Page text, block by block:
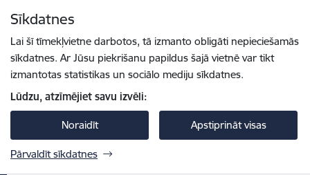
Sīkdatnes
Lai šī tīmekļvietne darbotos, tā izmanto obligāti nepieciešamās
sīkdatnes. Ar Jūsu piekrišanu papildus šajā vietnē var tikt
izmantotas statistikas un sociālo mediju sīkdatnes.
Lūdzu, atzīmējiet savu izvēli:
Noraidīt Apstiprināt visas
Pārvaldīt sīkdatnes